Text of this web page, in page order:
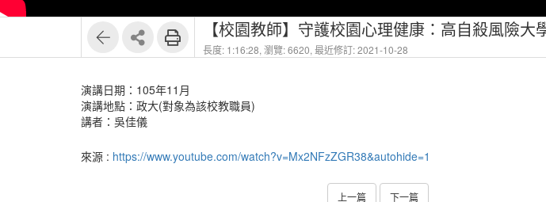
【校園教師】守護校園心理健康：高自殺風險
長度: 1:16:28, 瀏覽: 6620, 最近修訂: 2021-10-28
演講日期：105年11月
演講地點：政大(對象為該校教職員)
講者：吳佳儀
來源 : https://www.youtube.com/watch?v=Mx2NFzZGR38&autohide=1
上一篇 下一篇